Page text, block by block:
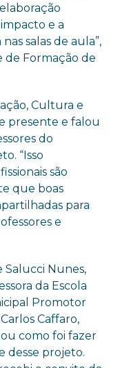
e a
salas de aula”,
de Formação de
Cultura e
presente e falou
do
“Isso
são
que boas
para
e
Salucci Nunes,
da Escola
Promotor
Caffaro,
como foi fazer
desse projeto.